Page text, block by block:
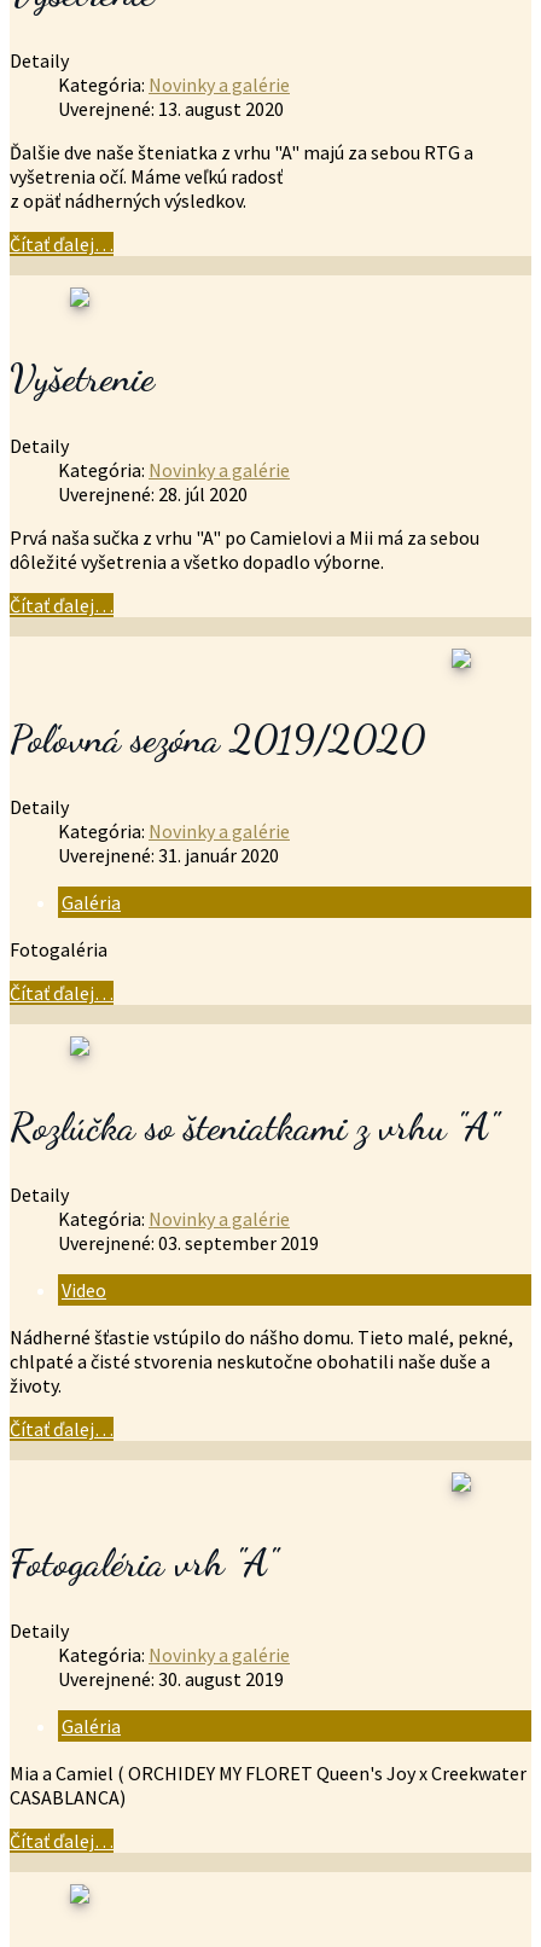
Detaily
Kategória: Novinky a galérie
Uverejnené: 13. august 2020
Ďalšie dve naše šteniatka z vrhu "A" majú za sebou RTG a
vyšetrenia očí. Máme veľkú radosť
z opäť nádherných výsledkov.
Čítať ďalej…
Vyšetrenie
Detaily
Kategória: Novinky a galérie
Uverejnené: 28. júl 2020
Prvá naša sučka z vrhu "A" po Camielovi a Mii má za sebou
dôležité vyšetrenia a všetko dopadlo výborne.
Čítať ďalej…
Poľovná sezóna 2019/2020
Detaily
Kategória: Novinky a galérie
Uverejnené: 31. január 2020
Galéria
Fotogaléria
Čítať ďalej…
Rozlúčka so šteniatkami z vrhu "A"
Detaily
Kategória: Novinky a galérie
Uverejnené: 03. september 2019
Video
Nádherné šťastie vstúpilo do nášho domu. Tieto malé, pekné,
chlpaté a čisté stvorenia neskutočne obohatili naše duše a
životy.
Čítať ďalej…
Fotogaléria vrh "A"
Detaily
Kategória: Novinky a galérie
Uverejnené: 30. august 2019
Galéria
Mia a Camiel ( ORCHIDEY MY FLORET Queen's Joy x Creekwater
CASABLANCA)
Čítať ďalej…